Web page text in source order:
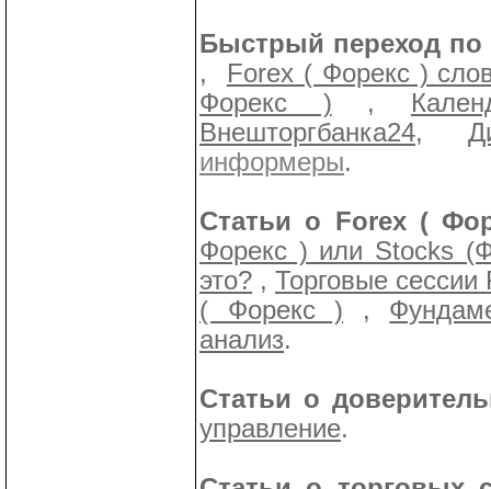
Быстрый переход по
, Forex ( Форекс )
Форекс ) ,
Внешторгбанка24,
информеры.
Статьи о Forex (
Форекс ) или Stocks
это? , Торговые
( Форекс ) ,
анализ.
Статьи о
управление.